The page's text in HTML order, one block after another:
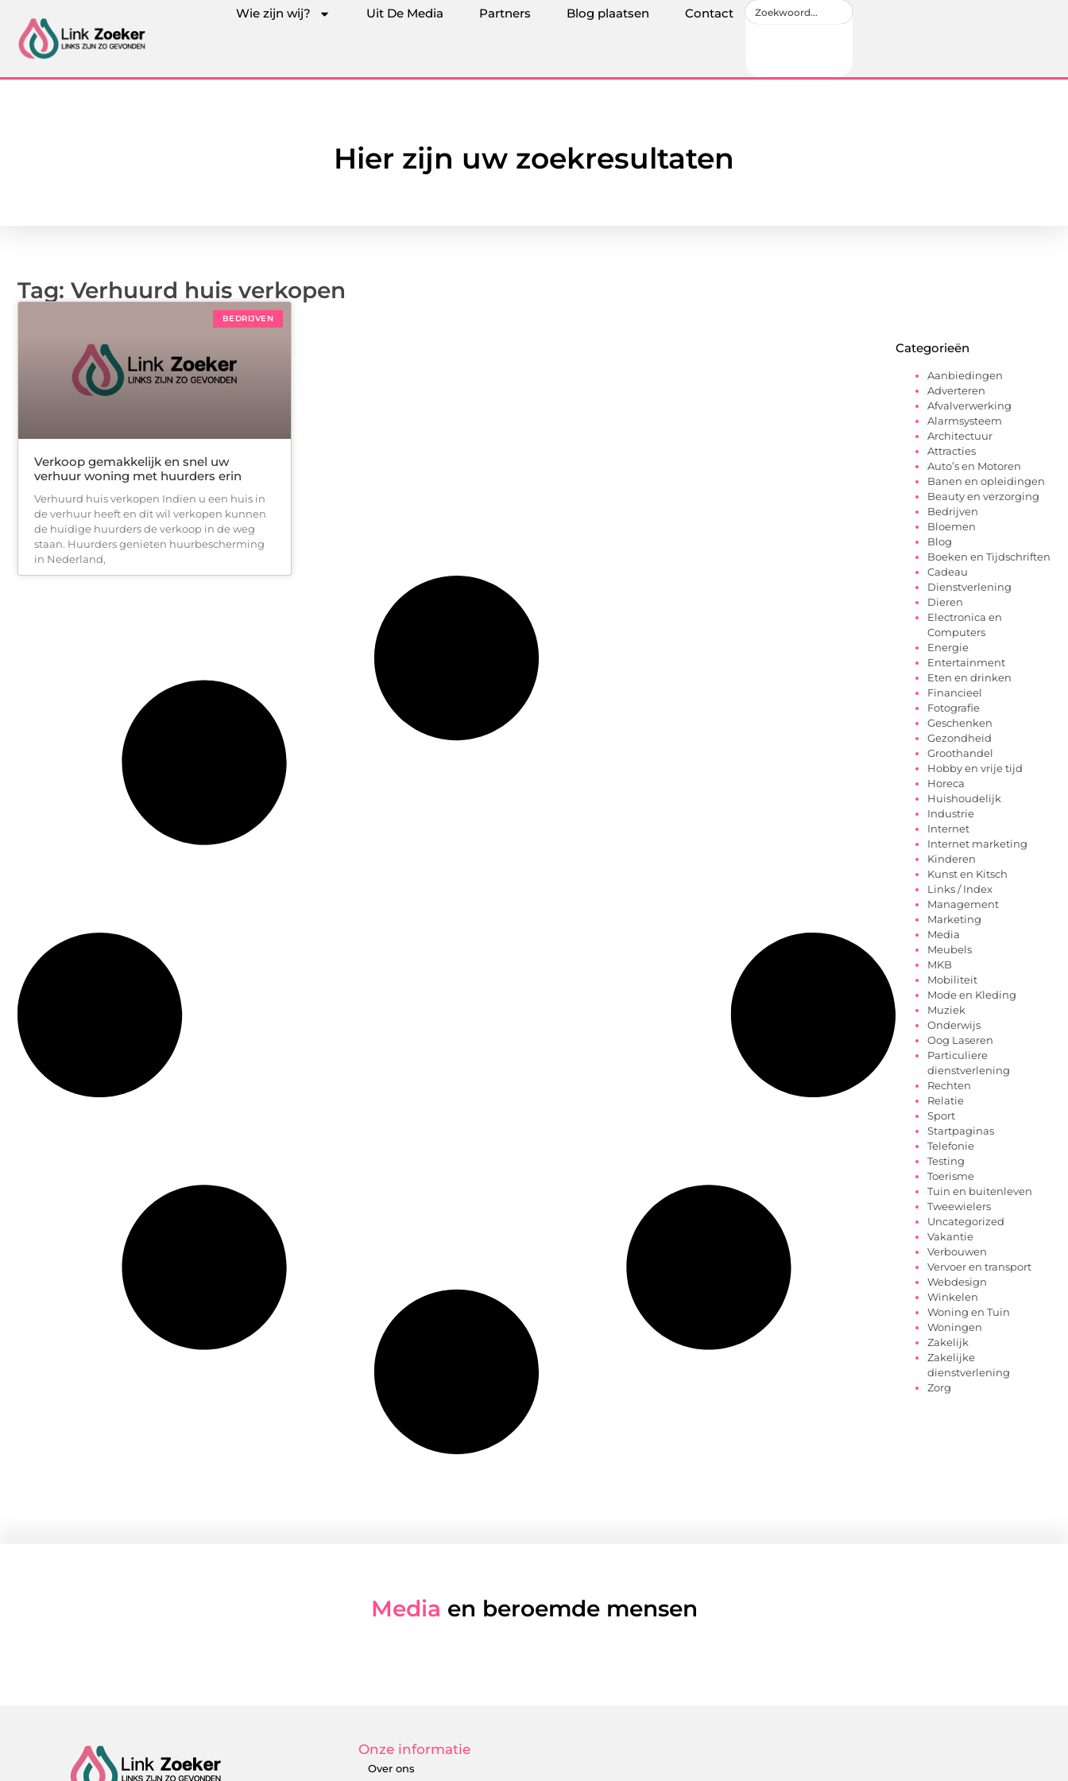
Wie zijn wij? Uit De Media Partners Blog plaatsen Contact
Hier zijn uw zoekresultaten
Tag: Verhuurd huis verkopen
BEDRIJVEN
Verkoop gemakkelijk en snel uw
verhuur woning met huurders erin
Verhuurd huis verkopen Indien u een huis in
de verhuur heeft en dit wil verkopen kunnen
de huidige huurders de verkoop in de weg
staan. Huurders genieten huurbescherming
in Nederland,
Categorieën
Aanbiedingen
Adverteren
Afvalverwerking
Alarmsysteem
Architectuur
Attracties
Auto’s en Motoren
Banen en opleidingen
Beauty en verzorging
Bedrijven
Bloemen
Blog
Boeken en Tijdschriften
Cadeau
Dienstverlening
Dieren
Electronica en
Computers
Energie
Entertainment
Eten en drinken
Financieel
Fotografie
Geschenken
Gezondheid
Groothandel
Hobby en vrije tijd
Horeca
Huishoudelijk
Industrie
Internet
Internet marketing
Kinderen
Kunst en Kitsch
Links / Index
Management
Marketing
Media
Meubels
MKB
Mobiliteit
Mode en Kleding
Muziek
Onderwijs
Oog Laseren
Particuliere
dienstverlening
Rechten
Relatie
Sport
Startpaginas
Telefonie
Testing
Toerisme
Tuin en buitenleven
Tweewielers
Uncategorized
Vakantie
Verbouwen
Vervoer en transport
Webdesign
Winkelen
Woning en Tuin
Woningen
Zakelijk
Zakelijke
dienstverlening
Zorg
Media en beroemde mensen
Onze informatie
Over ons